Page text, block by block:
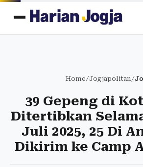
Home/Jogjapolitan/
39 Gepeng di
Ditertibkan
Juli 2025, 25 Di
Dikirim ke Camp